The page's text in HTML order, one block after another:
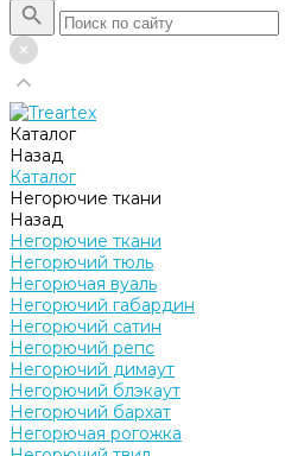
Каталог
Назад
Каталог
Негорючие ткани
Назад
Негорючие ткани
Негорючий тюль
Негорючая вуаль
Негорючий габардин
Негорючий сатин
Негорючий репс
Негорючий димаут
Негорючий блэкаут
Негорючий бархат
Негорючая рогожка